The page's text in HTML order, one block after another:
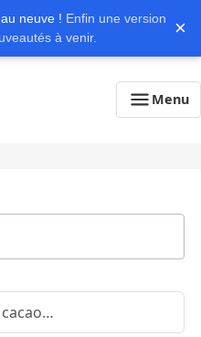
neuve ! Enfin une version
à venir.
×
Menu